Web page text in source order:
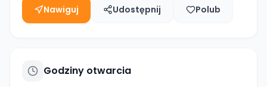
Nawiguj Udostępnij Polub
Godziny otwarcia